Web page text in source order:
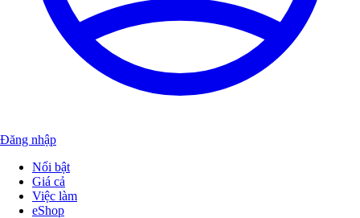
Đăng nhập
Nổi bật
Giá cả
Việc làm
eShop